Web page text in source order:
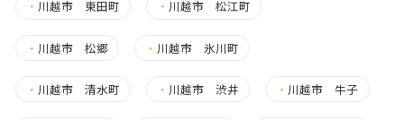
・ 川越市 東田町 ・ 川越市 松江町
・ 川越市 松郷 ・ 川越市 氷川町
・ 川越市 清水町 ・ 川越市 渋井 ・ 川越市 牛子